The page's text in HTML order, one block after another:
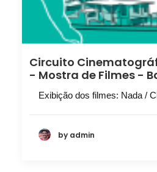
Circuito
- Mostra de Filmes -
Exibição dos filmes: Nada /
by admin